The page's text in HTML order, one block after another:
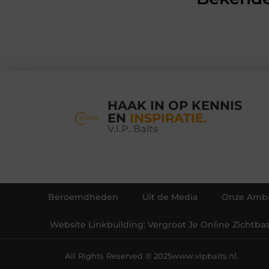
HAAK IN OP KENNIS
EN INSPIRATIE.
V.I.P. Baits
Beroemdheden Uit de Media Onze
Website Linkbuilding: Vergroot Je Online
All Rights Reserved © 2025www.vipbaits.nl.